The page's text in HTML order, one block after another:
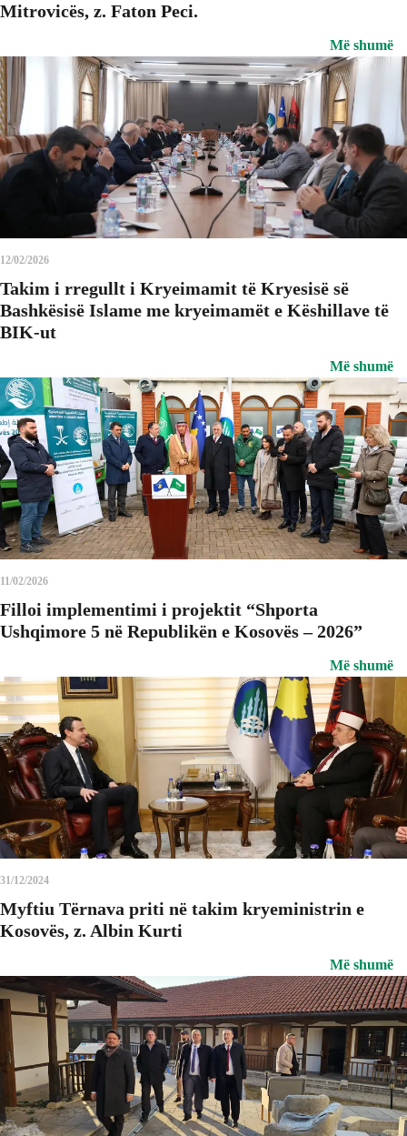
Mitrovicës, z. Faton Peci.
Më shumë
12/02/2026
Takim i rregullt i Kryeimamit të Kryesisë së
Bashkësisë Islame me kryeimamët e Këshillave të
BIK-ut
Më shumë
11/02/2026
Filloi implementimi i projektit “Shporta
Ushqimore 5 në Republikën e Kosovës – 2026”
Më shumë
31/12/2024
Myftiu Tërnava priti në takim kryeministrin e
Kosovës, z. Albin Kurti
Më shumë